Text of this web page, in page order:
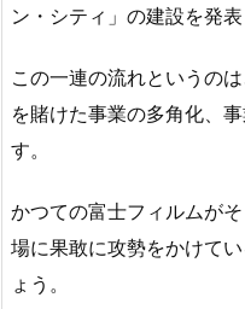
ン・シティ」の建設を発表
この一連の流れというの
を賭けた事業の多角化、
す。
かつての富士フィルムが
場に果敢に攻勢をかけて
ょう。